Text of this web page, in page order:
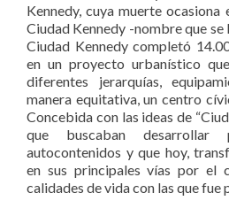
Kennedy, cuya muerte
Ciudad Kennedy -nombre que se
Ciudad Kennedy completó
en un proyecto urbanístico
diferentes jerarquías,
manera equitativa, un centro
Concebida con las ideas de
que buscaban desarrollar
autocontenidos y que hoy,
en sus principales vías por el
calidades de vida con las que fue